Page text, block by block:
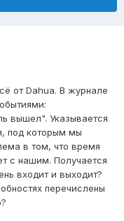
от Dahua. В журнале
вышел". Указывается
под которым мы
в том, что время
с нашим. Получается
входит и выходит?
перечислены